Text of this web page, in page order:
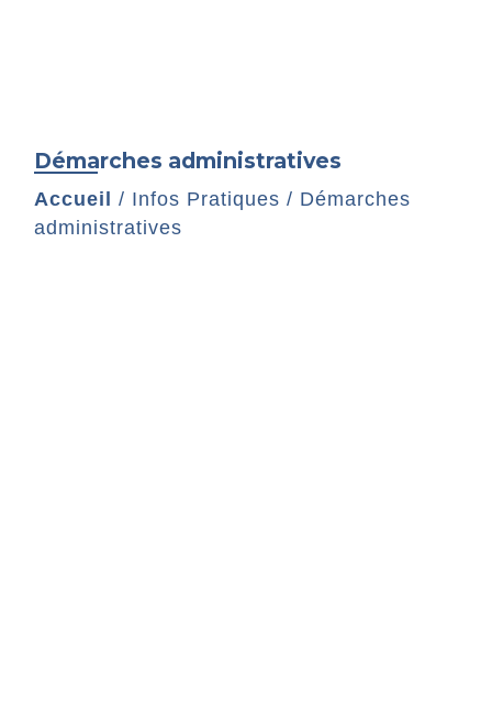
Démarches administratives
Accueil / Infos Pratiques / Démarches
administratives